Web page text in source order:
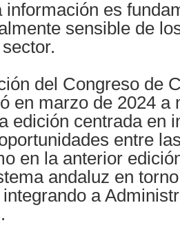
información es
sensible de
del Congreso de
en marzo de 2024 a
edición centrada en
entre
en la anterior
andaluz en
a